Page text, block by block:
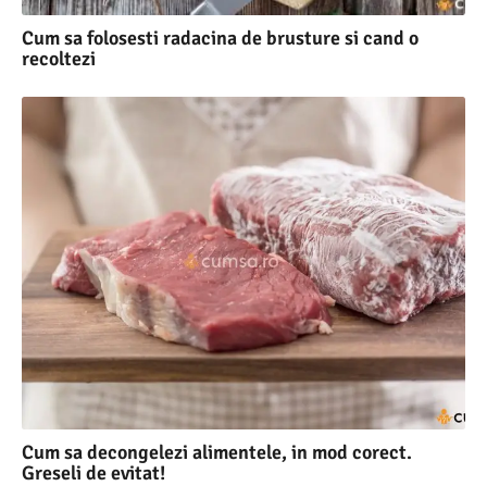
Cum sa folosesti radacina de brusture si cand o
recoltezi
Cum sa decongelezi alimentele, in mod corect.
Greseli de evitat!